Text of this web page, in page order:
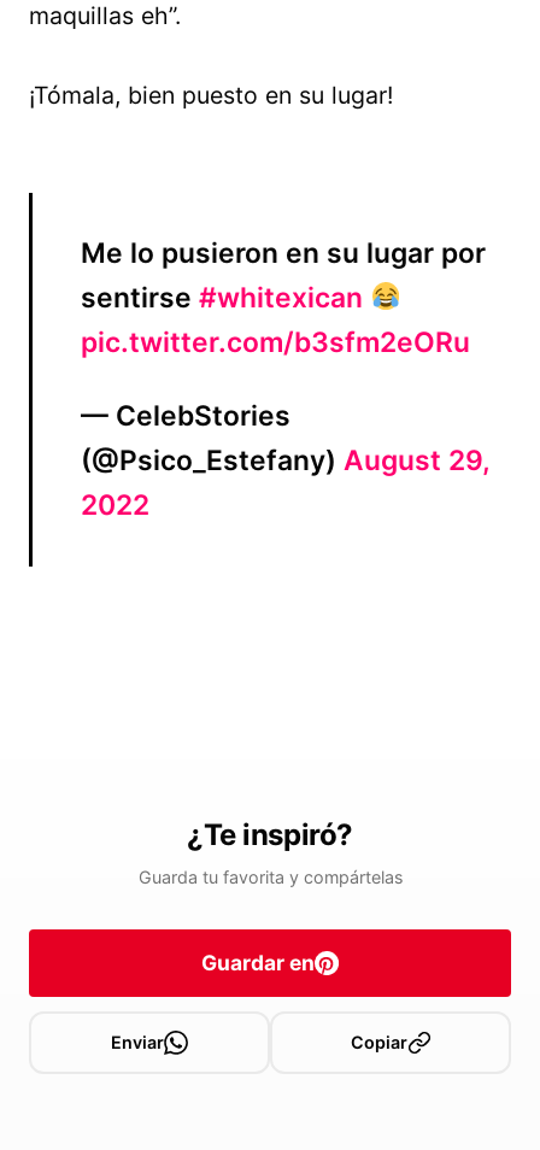
maquillas eh”.
¡Tómala, bien puesto en su lugar!
Me lo pusieron en su lugar por
sentirse #whitexican
pic.twitter.com/b3sfm2eORu
— CelebStories
(@Psico_Estefany) August 29,
2022
¿Te inspiró?
Guarda tu favorita y compártelas
Guardar en
Enviar Copiar